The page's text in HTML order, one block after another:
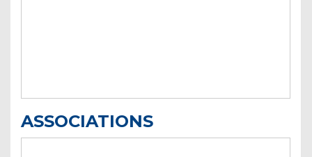
ASSOCIATIONS